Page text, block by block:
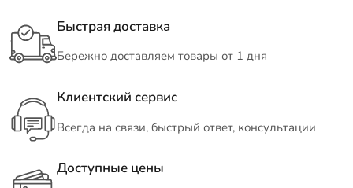
Быстрая доставка
Бережно доставляем товары от 1 дня
Клиентский сервис
Всегда на связи, быстрый ответ, консультации
Доступные цены